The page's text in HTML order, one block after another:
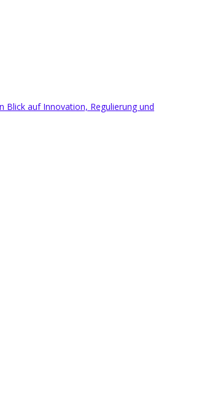
Blick auf Innovation, Regulierung und